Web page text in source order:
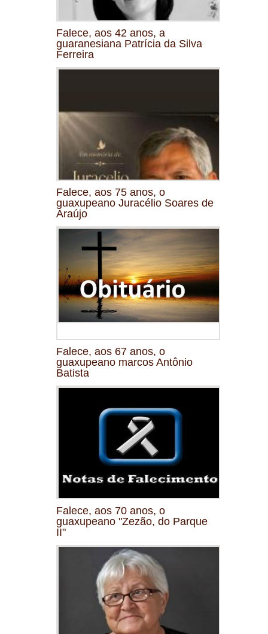
Falece, aos 42 anos, a
guaranesiana Patrícia da Silva
Ferreira
Falece, aos 75 anos, o
guaxupeano Juracélio Soares de
Araújo
Falece, aos 67 anos, o
guaxupeano marcos Antônio
Batista
Falece, aos 70 anos, o
guaxupeano "Zezão, do Parque
II"